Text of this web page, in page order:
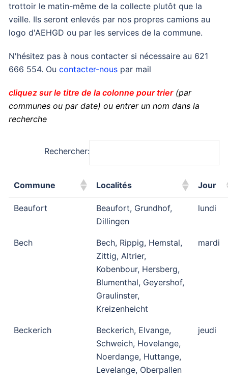
trottoir le matin-même de la collecte plutôt que la
veille. Ils seront enlevés par nos propres camions au
logo d'AEHGD ou par les services de la commune.
N'hésitez pas à nous contacter si nécessaire au 621
666 554. Ou contacter-nous par mail
cliquez sur le titre de la colonne pour trier(par
communes ou par date) ou entrer un nom dans la
recherche
Rechercher:
Commune Localités Jour
Beaufort
Beaufort, Grundhof,
Dillingen
lundi
Bech
Bech, Rippig, Hemstal,
Zittig, Altrier,
Kobenbour, Hersberg,
Blumenthal, Geyershof,
Graulinster,
Kreizenheicht
mardi
Beckerich
Beckerich, Elvange,
Schweich, Hovelange,
Noerdange, Huttange,
Levelange, Oberpallen
jeudi